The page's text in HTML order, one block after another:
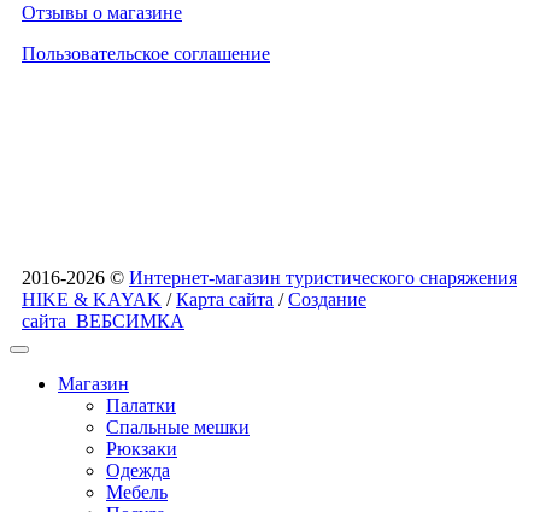
Отзывы о магазине
Пользовательское соглашение
2016-2026 © Интернет-магазин туристического снаряжения
HIKE & KAYAK /Карта сайта /Создание
сайта ВЕБСИМКА
Магазин
Палатки
Спальные мешки
Рюкзаки
Одежда
Мебель